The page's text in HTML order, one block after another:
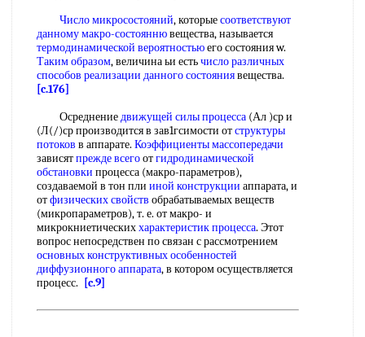
Число микросостояний, которыесоответствуют
данномумакро-состояннювещества, называется
термодинамической вероятностьюего состояния w.
Таким образом, величина ьи естьчисло различных
способов реализации данного состояниявещества.
[c.176]
Осреднениедвижущей силы процесса (Ал )ср и
(Л(/)ср производится в зав1гсимости отструктуры
потоков в аппарате. Коэффициенты массопередачи
зависятпрежде всегоотгидродинамической
обстановки процесса (макро-параметров),
создаваемой в тон пли иной конструкции аппарата, и
отфизических свойств обрабатываемых веществ
(микропараметров), т. е. от макро- и
микрокниетическиххарактеристик процесса. Этот
вопрос непосредствен по связан с рассмотрением
основных конструктивных особенностей
диффузионного аппарата, в котором осуществляется
процесс.
[c.9]